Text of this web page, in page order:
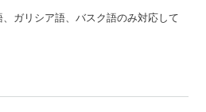
ガリシア語、バスク語のみ対応して